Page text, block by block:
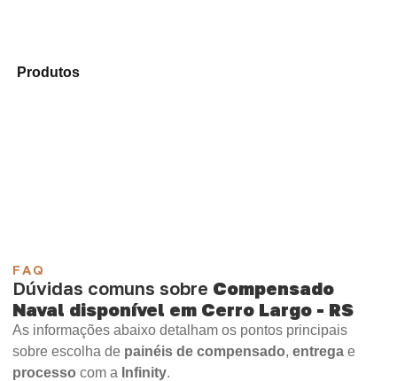
Produtos
FAQ
Dúvidas comuns sobre Compensado
Naval disponível em Cerro Largo - RS
As informações abaixo detalham os pontos principais
sobre escolha de painéis de compensado, entrega e
processo com a Infinity.